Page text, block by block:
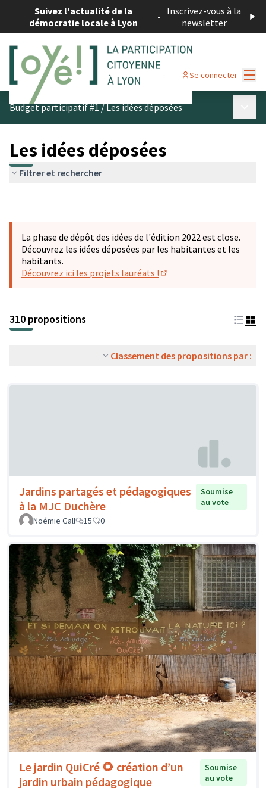
Suivez l'actualité de la
démocratie locale à Lyon
- Inscrivez-vous à la
newsletter
Se connecter
Budget participatif #1/Les idées déposées
Les idées déposées
Filtrer et rechercher
La phase de dépôt des idées de l'édition 2022 est close.
Découvrez les idées déposées par les habitantes et les
habitants.
Découvrez ici les projets lauréats !
310 propositions
Classement des propositions par :
Jardins partagés et pédagogiques
à la MJC Duchère
Soumise
au vote
Noémie Gall
15 0
Le jardin QuiCré 🌻 création d’un
jardin urbain pédagogique
Soumise
au vote